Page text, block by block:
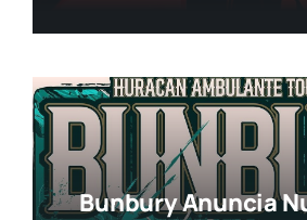
Bunbury Anuncia